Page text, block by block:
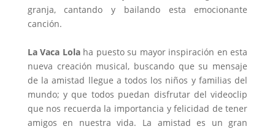
granja, cantando y bailando esta emocionante
canción.
La Vaca Lolaha puesto su mayor inspiración en esta
nueva creación musical, buscando que su mensaje
de la amistad llegue a todos los niños y familias del
mundo; y que todos puedan disfrutar del videoclip
que nos recuerda la importancia y felicidad de tener
amigos en nuestra vida. La amistad es un gran